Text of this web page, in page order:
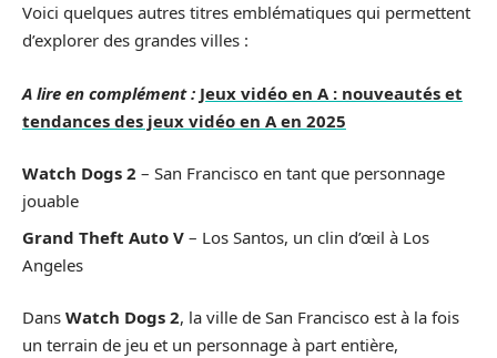
Voici quelques autres titres emblématiques qui permettent
d’explorer des grandes villes :
A lire en complément : Jeux vidéo en A : nouveautés et
tendances des jeux vidéo en A en 2025
Watch Dogs 2 – San Francisco en tant que personnage
jouable
Grand Theft Auto V – Los Santos, un clin d’œil à Los
Angeles
Dans Watch Dogs 2, la ville de San Francisco est à la fois
un terrain de jeu et un personnage à part entière,